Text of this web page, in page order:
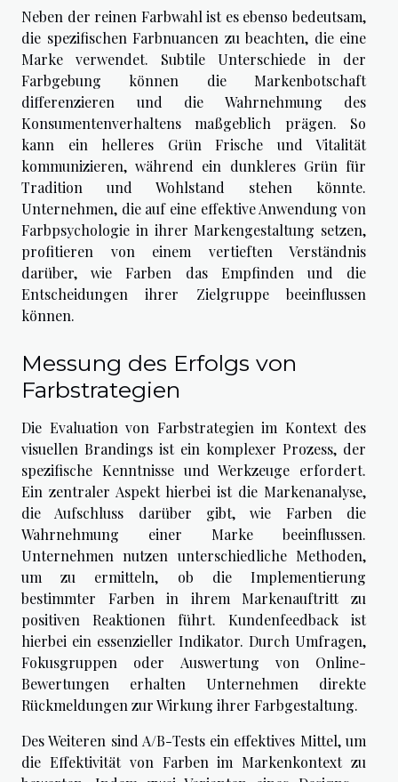
Neben der reinen Farbwahl ist es ebenso bedeutsam,
die spezifischen Farbnuancen zu beachten, die eine
Marke verwendet. Subtile Unterschiede in der
Farbgebung können die Markenbotschaft
differenzieren und die Wahrnehmung des
Konsumentenverhaltens maßgeblich prägen. So
kann ein helleres Grün Frische und Vitalität
kommunizieren, während ein dunkleres Grün für
Tradition und Wohlstand stehen könnte.
Unternehmen, die auf eine effektive Anwendung von
Farbpsychologie in ihrer Markengestaltung setzen,
profitieren von einem vertieften Verständnis
darüber, wie Farben das Empfinden und die
Entscheidungen ihrer Zielgruppe beeinflussen
können.
Messung des Erfolgs von
Farbstrategien
Die Evaluation von Farbstrategien im Kontext des
visuellen Brandings ist ein komplexer Prozess, der
spezifische Kenntnisse und Werkzeuge erfordert.
Ein zentraler Aspekt hierbei ist die Markenanalyse,
die Aufschluss darüber gibt, wie Farben die
Wahrnehmung einer Marke beeinflussen.
Unternehmen nutzen unterschiedliche Methoden,
um zu ermitteln, ob die Implementierung
bestimmter Farben in ihrem Markenauftritt zu
positiven Reaktionen führt. Kundenfeedback ist
hierbei ein essenzieller Indikator. Durch Umfragen,
Fokusgruppen oder Auswertung von Online-
Bewertungen erhalten Unternehmen direkte
Rückmeldungen zur Wirkung ihrer Farbgestaltung.
Des Weiteren sind A/B-Tests ein effektives Mittel, um
die Effektivität von Farben im Markenkontext zu